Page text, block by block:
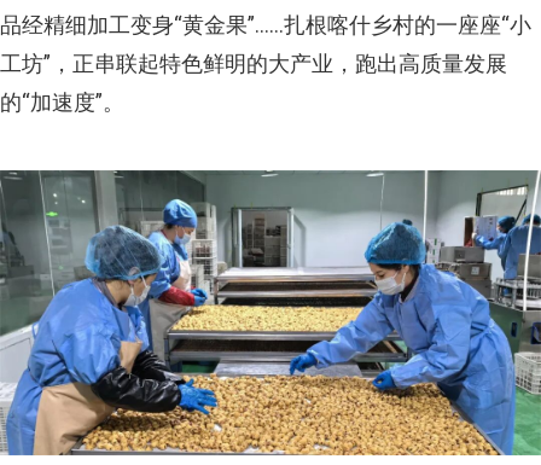
品经精细加工变身“黄金果”……扎根喀什乡村的一座座“小
工坊”，正串联起特色鲜明的大产业，跑出高质量发展
的“加速度”。